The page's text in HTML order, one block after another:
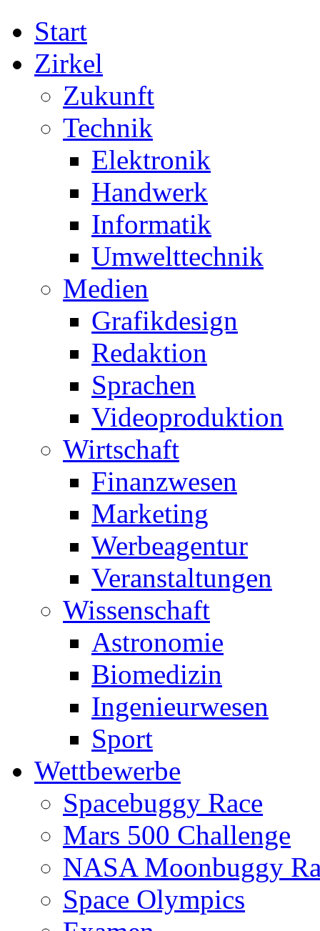
Start
Zirkel
Zukunft
Technik
Elektronik
Handwerk
Informatik
Umwelttechnik
Medien
Grafikdesign
Redaktion
Sprachen
Videoproduktion
Wirtschaft
Finanzwesen
Marketing
Werbeagentur
Veranstaltungen
Wissenschaft
Astronomie
Biomedizin
Ingenieurwesen
Sport
Wettbewerbe
Spacebuggy Race
Mars 500 Challenge
NASA Moonbuggy
Space Olympics